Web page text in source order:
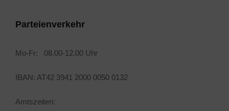
Parteienverkehr
Mo-Fr: 08.00-12.00 Uhr
IBAN: AT42 3941 2000 0050 0132
Amtszeiten: